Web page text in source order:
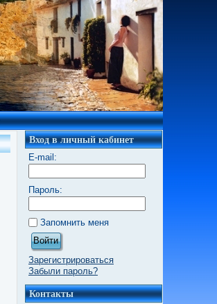
Вход в личный кабинет
E-mail:
Пароль:
Запомнить меня
Войти
Зарегистрироваться
Забыли пароль?
Контакты